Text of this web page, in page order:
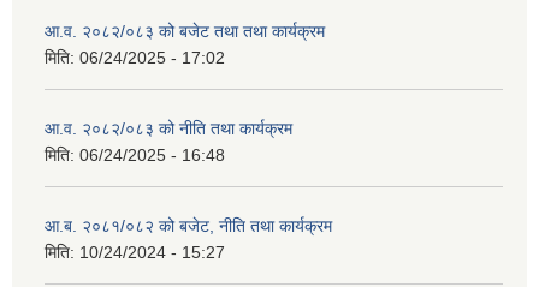
आ.व. २०८२/०८३ को बजेट तथा तथा कार्यक्रम
मिति: 06/24/2025 - 17:02
आ.व. २०८२/०८३ को नीति तथा कार्यक्रम
मिति: 06/24/2025 - 16:48
आ.ब. २०८१/०८२ को बजेट, नीति तथा कार्यक्रम
मिति: 10/24/2024 - 15:27